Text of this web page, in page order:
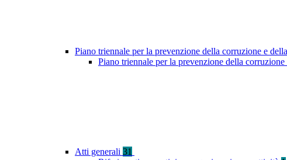
Piano triennale per la prevenzione della corruzione e
Piano triennale per la prevenzione della
Atti generali 31